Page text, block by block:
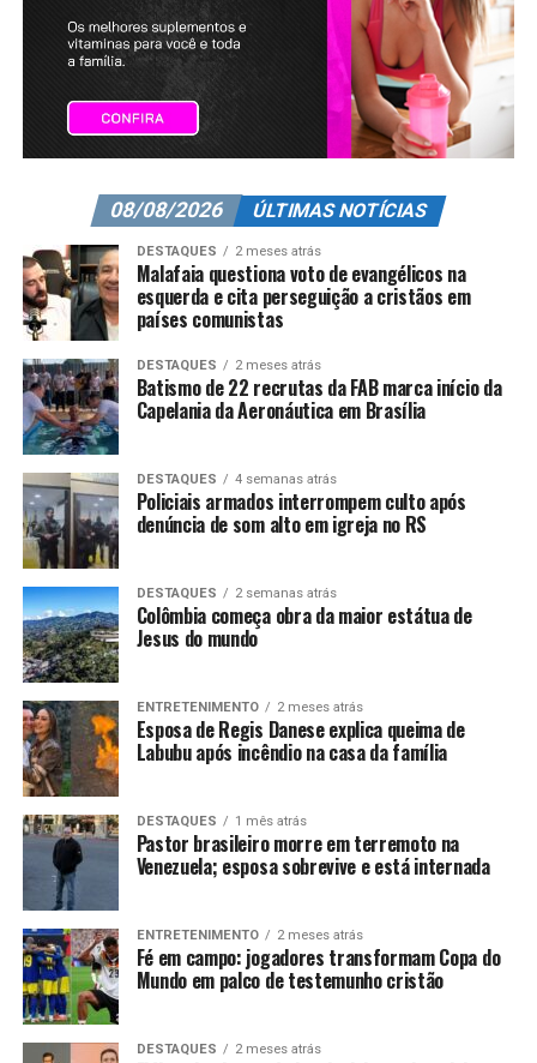
08/08/2026 ÚLTIMAS NOTÍCIAS
DESTAQUES 2 meses atrás
Malafaia questiona voto de evangélicos na
esquerda e cita perseguição a cristãos em
países comunistas
DESTAQUES 2 meses atrás
Batismo de 22 recrutas da FAB marca início da
Capelania da Aeronáutica em Brasília
DESTAQUES 4 semanas atrás
Policiais armados interrompem culto após
denúncia de som alto em igreja no RS
DESTAQUES 2 semanas atrás
Colômbia começa obra da maior estátua de
Jesus do mundo
ENTRETENIMENTO 2 meses atrás
Esposa de Regis Danese explica queima de
Labubu após incêndio na casa da família
DESTAQUES 1 mês atrás
Pastor brasileiro morre em terremoto na
Venezuela; esposa sobrevive e está internada
ENTRETENIMENTO 2 meses atrás
Fé em campo: jogadores transformam Copa do
Mundo em palco de testemunho cristão
DESTAQUES 2 meses atrás